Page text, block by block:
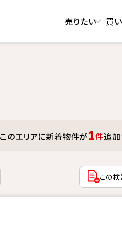
売りたい 買
このエリアに新着物件が1件追加
この